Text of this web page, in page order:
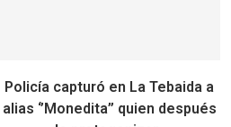
Policía capturó en La Tebaida a
alias ‘’Monedita’’ quien después